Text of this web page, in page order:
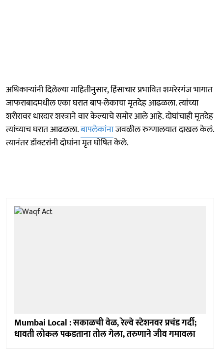
अधिकाऱ्यांनी दिलेल्या माहितीनुसार, हिंसाचार प्रभावित शमरेरगंज भागात
जाफराबादमधील एका घरात बाप-लेकाचा मृतदेह आढळला. त्यांच्या
शरीरावर धारदार शस्त्राने वार केल्याचे समोर आले आहे. दोघांचाही मृतदेह
त्यांच्याच घरात आढळला.बापलेकांनाजवळील रुग्णालयात दाखल केलं.
त्यानंतर डॉक्टरांनी दोघांना मृत घोषित केले.
Mumbai Local : सकाळची वेळ, रेल्वे स्टेशनवर प्रचंड गर्दी;
धावती लोकल पकडताना तोल गेला, तरुणाने जीव गमावला